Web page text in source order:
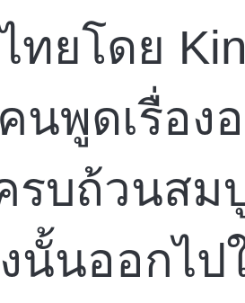
ทยโดย
นพูดเรื่อง
รบถ้วนสม
นั้นออกไป